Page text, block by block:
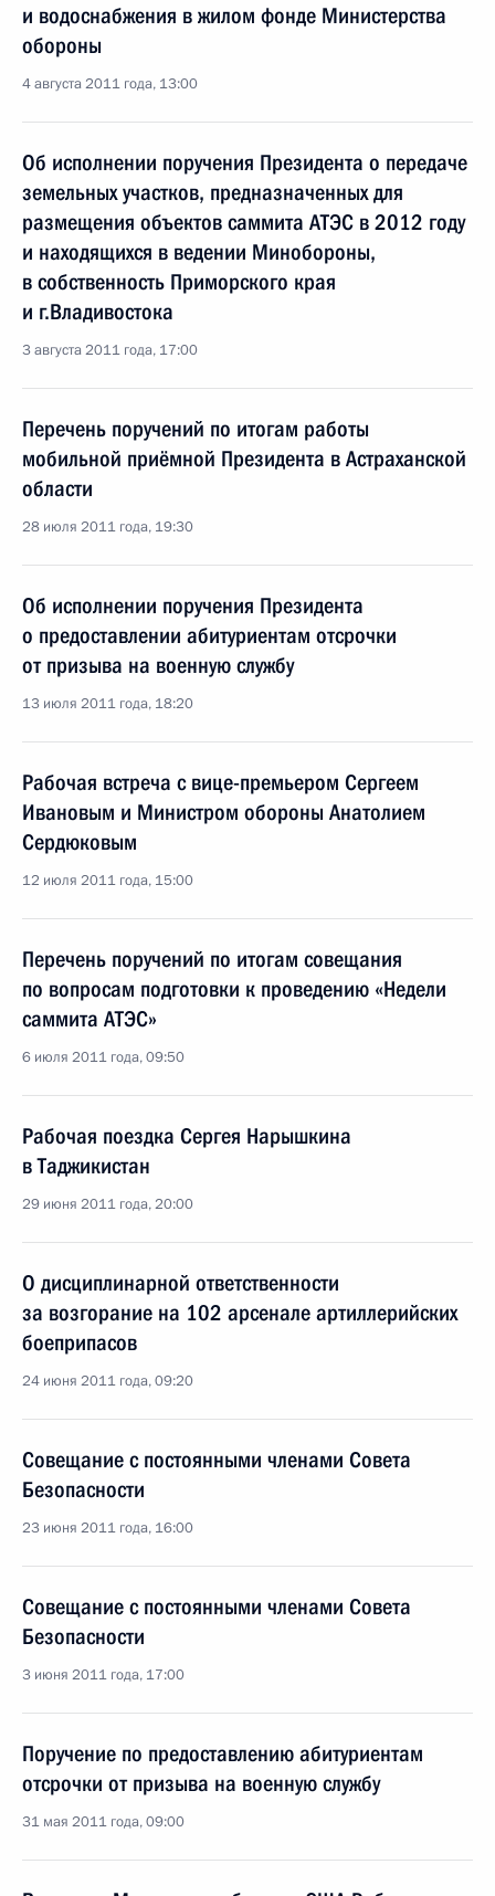
и водоснабжения в жилом фонде Министерства
обороны
4 августа 2011 года, 13:00
Об исполнении поручения Президента о передаче
земельных участков, предназначенных для
размещения объектов саммита АТЭС в 2012 году
и находящихся в ведении Минобороны,
в собственность Приморского края
и г.Владивостока
3 августа 2011 года, 17:00
Перечень поручений по итогам работы
мобильной приёмной Президента в Астраханской
области
28 июля 2011 года, 19:30
Об исполнении поручения Президента
о предоставлении абитуриентам отсрочки
от призыва на военную службу
13 июля 2011 года, 18:20
Рабочая встреча с вице-премьером Сергеем
Ивановым и Министром обороны Анатолием
Сердюковым
12 июля 2011 года, 15:00
Перечень поручений по итогам совещания
по вопросам подготовки к проведению «Недели
саммита АТЭС»
6 июля 2011 года, 09:50
Рабочая поездка Сергея Нарышкина
в Таджикистан
29 июня 2011 года, 20:00
О дисциплинарной ответственности
за возгорание на 102 арсенале артиллерийских
боеприпасов
24 июня 2011 года, 09:20
Совещание с постоянными членами Совета
Безопасности
23 июня 2011 года, 16:00
Совещание с постоянными членами Совета
Безопасности
3 июня 2011 года, 17:00
Поручение по предоставлению абитуриентам
отсрочки от призыва на военную службу
31 мая 2011 года, 09:00